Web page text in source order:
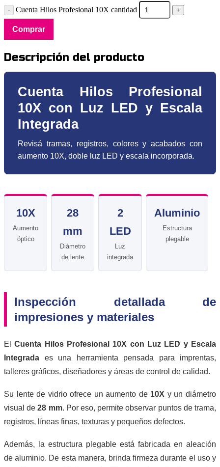
Cuenta Hilos Profesional 10X cantidad
Comprar
Descripción del producto
Cuenta Hilos Profesional
10X con Luz LED y Escala
Integrada
Revisá tramas, registros, colores y acabados con
aumento 10X, doble luz LED y escala incorporada.
10X
Aumento
óptico
28
mm
Diámetro
de lente
2
LED
Luz
integrada
Aluminio
Estructura
plegable
Inspección detallada de
impresiones y materiales
ElCuenta Hilos Profesional 10X con Luz LED y Escala
Integrada es una herramienta pensada para imprentas,
talleres gráficos, diseñadores y áreas de control de calidad.
Su lente de vidrio ofrece un aumento de 10X y un diámetro
visual de28 mm. Por eso, permite observar puntos de trama,
registros, líneas finas, texturas y pequeños defectos.
Además, la estructura plegable está fabricada en aleación
de aluminio. De esta manera, brinda firmeza durante el uso y